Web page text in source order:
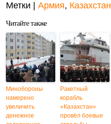
Метки | Армия, Казахстан
Читайте также
Минобороны
намерено
увеличить
денежное
Ракетный
корабль
«Казахстан»
провёл боевые